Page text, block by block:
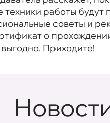
техники работы
советы и
о
выгодно. Приходите!